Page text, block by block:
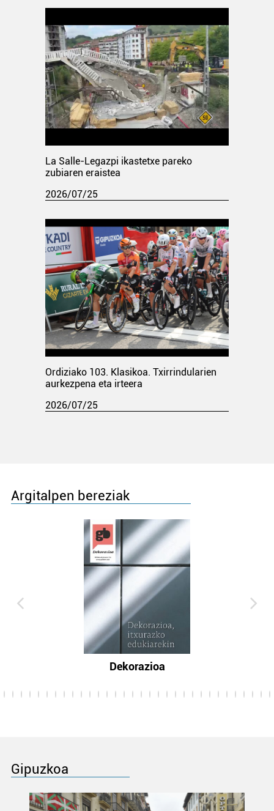
La Salle-Legazpi ikastetxe pareko
zubiaren eraistea
2026/07/25
Ordiziako 103. Klasikoa. Txirrindularien
aurkezpena eta irteera
2026/07/25
Argitalpen bereziak
Dekorazioa
Gipuzkoa